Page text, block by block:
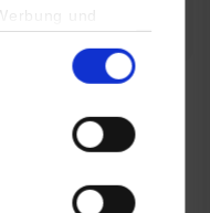
und
diese
bereitgestellt
Ihrer Nutzung